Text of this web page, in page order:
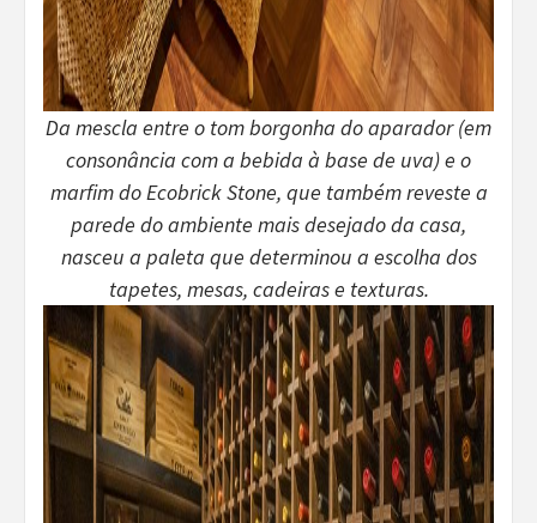
Da mescla entre o tom borgonha do aparador (em
consonância com a bebida à base de uva) e o
marfim do Ecobrick Stone, que também reveste a
parede do ambiente mais desejado da casa,
nasceu a paleta que determinou a escolha dos
tapetes, mesas, cadeiras e texturas.